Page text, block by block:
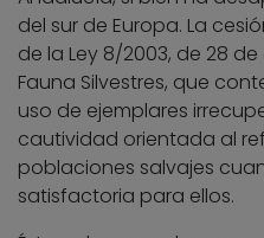
del sur de Europa. La
de la Ley 8/2003, de 28
Fauna Silvestres, que
uso de ejemplares
cautividad orientada al
poblaciones salvajes
satisfactoria para ellos.